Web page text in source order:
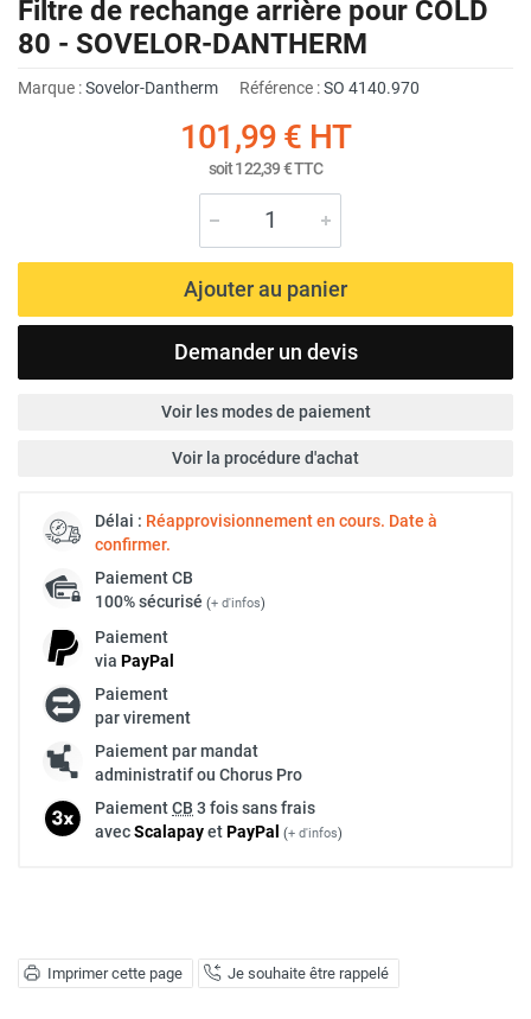
Imprimer cette page Je souhaite être rappelé
Filtre de rechange arrière pour COLD
80 - SOVELOR-DANTHERM
Marque :Sovelor-Dantherm Référence :SO 4140.970
101,99 € HT
soit122,39 €TTC
Ajouter au panier
Demander un devis
Voir les modes de paiement
Voir la procédure d'achat
Délai : Réapprovisionnement en cours. Date à
confirmer.
PaiementCB
100% sécurisé (+ d'infos)
Paiement
via PayPal
Paiement
par virement
Paiement par mandat
administratif ou Chorus Pro
PaiementCB 3 fois sans frais
avecScalapayetPayPal (+ d'infos)